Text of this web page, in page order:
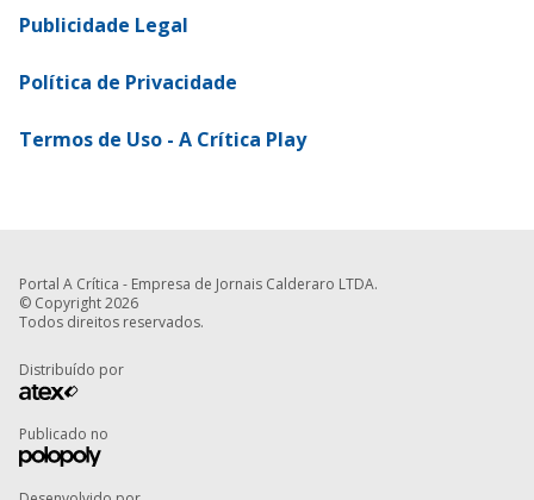
Publicidade Legal
Política de Privacidade
Termos de Uso - A Crítica Play
Portal A Crítica - Empresa de Jornais Calderaro LTDA.
© Copyright 2026
Todos direitos reservados.
Distribuído por
Publicado no